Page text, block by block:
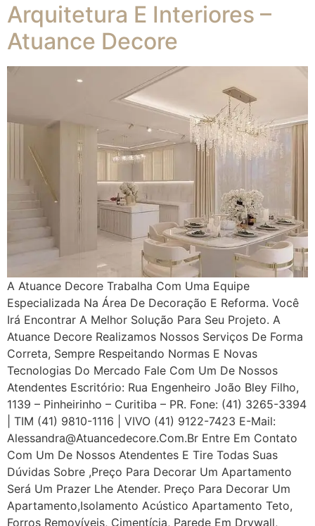
Arquitetura E Interiores –
Atuance Decore
A Atuance Decore Trabalha Com Uma Equipe
Especializada Na Área De Decoração E Reforma. Você
Irá Encontrar A Melhor Solução Para Seu Projeto. A
Atuance Decore Realizamos Nossos Serviços De Forma
Correta, Sempre Respeitando Normas E Novas
Tecnologias Do Mercado Fale Com Um De Nossos
Atendentes Escritório: Rua Engenheiro João Bley Filho,
1139 – Pinheirinho – Curitiba – PR. Fone: (41) 3265-3394
| TIM (41) 9810-1116 | VIVO (41) 9122-7423 E-Mail:
Alessandra@atuancedecore.com.br Entre Em Contato
Com Um De Nossos Atendentes E Tire Todas Suas
Dúvidas Sobre ,Preço Para Decorar Um Apartamento
Será Um Prazer Lhe Atender. Preço Para Decorar Um
Apartamento,Isolamento Acústico Apartamento Teto,
Forros Removíveis, Cimentícia, Parede Em Drywall,